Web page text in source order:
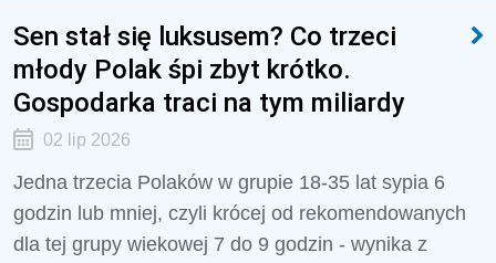
Sen stał się luksusem? Co trzeci
młody Polak śpi zbyt krótko.
Gospodarka traci na tym miliardy
02 lip 2026
Jedna trzecia Polaków w grupie 18-35 lat sypia 6
godzin lub mniej, czyli krócej od rekomendowanych
dla tej grupy wiekowej 7 do 9 godzin - wynika z